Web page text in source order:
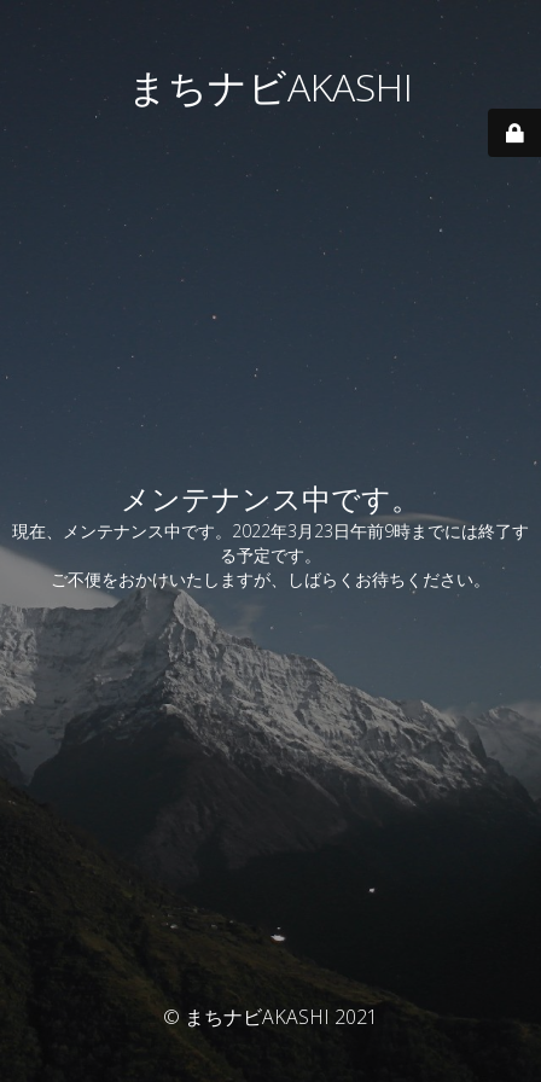
まちナビAKASHI
メンテナンス中です。
現在、メンテナンス中です。2022年3月23日午前9時までには終了す
る予定です。
ご不便をおかけいたしますが、しばらくお待ちください。
© まちナビAKASHI 2021